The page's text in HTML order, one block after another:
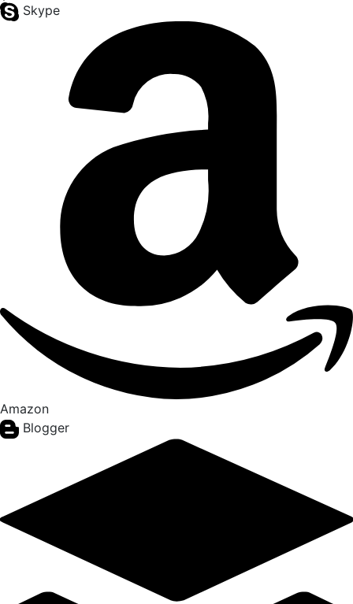
Skype
Amazon
Blogger